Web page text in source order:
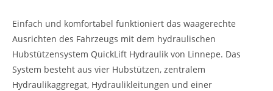
Einfach und komfortabel funktioniert das waagerechte
Ausrichten des Fahrzeugs mit dem hydraulischen
Hubstützensystem QuickLift Hydraulik von Linnepe. Das
System besteht aus vier Hubstützen, zentralem
Hydraulikaggregat, Hydraulikleitungen und einer